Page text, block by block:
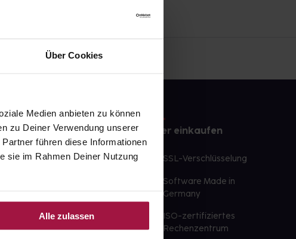
Über Cookies
Medien anbieten zu können
zu Deiner Verwendung unserer
führen diese Informationen
sie im Rahmen Deiner Nutzung
Alle zulassen
Wunschprodukte
meist am selben Tag möglich
Wahl der Apotheke
Sicher einkaufen
SSL-Verschlüsselung
Software Made in
Germany
ISO-zertifiziertes
Rechenzentrum